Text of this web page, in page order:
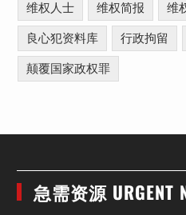
维权人士 维权简报 维
良心犯资料库 行政拘留
颠覆国家政权罪
急需资源 URGENT